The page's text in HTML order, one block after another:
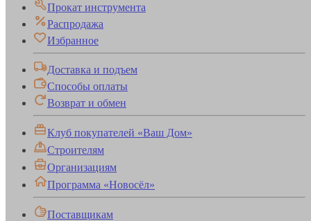
Прокат инструмента
Распродажа
Избранное
Доставка и подъем
Способы оплаты
Возврат и обмен
Клуб покупателей «Ваш Дом»
Строителям
Организациям
Программа «Новосёл»
Поставщикам